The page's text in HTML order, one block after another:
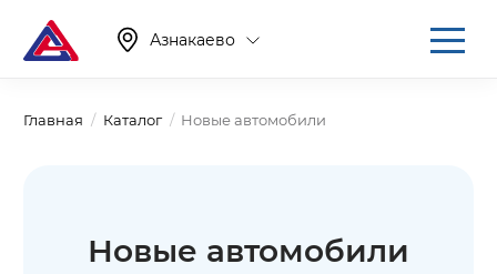
Азнакаево
Главная Каталог Новые автомобили
Новые автомобили